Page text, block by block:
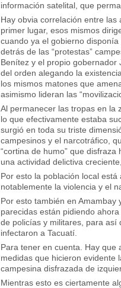
información satelital, que
Hay obvia correlación entre
primer lugar, esos mismos
cuando ya el gobierno
detrás de las “protestas”
Benítez y el propio gobernador
del orden alegando la
los mismos matones que
asimismo lideran las
Al permanecer las tropas en la
lo que efectivamente estaba
surgió en toda su triste
campesinos y el narcotráfico,
“cortina de humo” que
una actividad delictiva
Por esto la población local
notablemente la violencia y el
Por esto también en
parecidas están pidiendo
de policías y militares, para así
infectaron a Tacuatí.
Para tener en cuenta. Hay que
medidas que hicieron evidente
campesina disfrazada de
Mientras esto es ciertamente